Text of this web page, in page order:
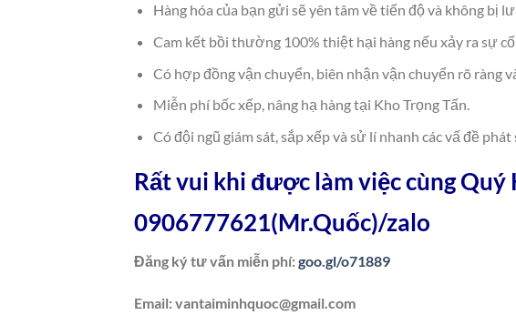
Hàng hóa của bạn gửi sẽ yên tâm về tiến độ và không bị
Cam kết bồi thường 100% thiệt hại hàng nếu xảy ra sự
Có hợp đồng vận chuyển, biên nhận vận chuyển rõ ràng
Miễn phí bốc xếp, nâng hạ hàng tại Kho Trọng Tấn.
Có đội ngũ giám sát, sắp xếp và sử lí nhanh các vấ đề
Rất vui khi được làm việc cùng Quý
0906777621(Mr.Quốc)/zalo
Đăng ký tư vấn miễn phí:goo.gl/o71889
Email:vantaiminhquoc@gmail.com